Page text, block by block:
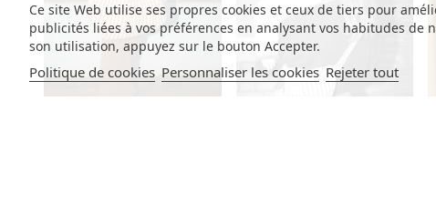
Ce site Web utilise ses propres cookies et ceux de tiers pour
publicités liées à vos préférences en analysant vos habitudes de
son utilisation, appuyez sur le bouton Accepter.
Politique de cookies Personnaliser les cookies Rejeter tout